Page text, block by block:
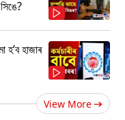
হাজাৰ
View More